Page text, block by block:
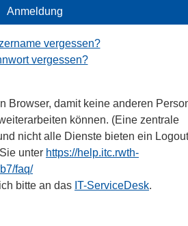
Anmeldung
vergessen?
vergessen?
Browser, damit keine anderen
können. (Eine zentrale
nicht alle Dienste bieten ein
unter https://help.itc.rwth-
faq/
bitte an das IT-ServiceDesk.